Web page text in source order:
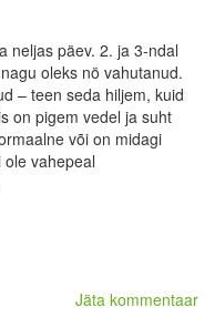
neljas päev. 2. ja 3-ndal
oleks nö vahutanud.
– teen seda hiljem, kuid
on pigem vedel ja suht
või on midagi
vahepeal
Jäta kommentaar